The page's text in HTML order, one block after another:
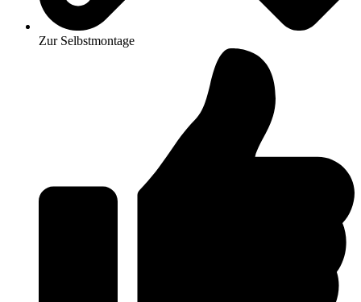
Zur Selbstmontage